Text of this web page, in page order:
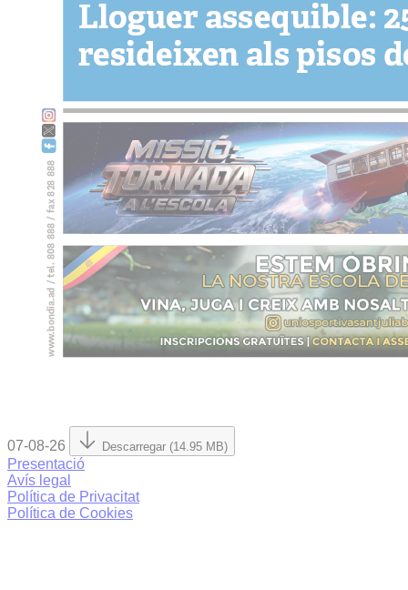
07-08-26 Descarregar (14.95 MB)
Presentació
Avís legal
Política de Privacitat
Política de Cookies